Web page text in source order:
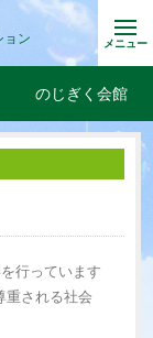
ョン メニュー
のじぎく会館
行っています
重される社会